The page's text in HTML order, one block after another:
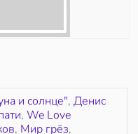
и солнце", Денис
, We Love
, Мир грёз,